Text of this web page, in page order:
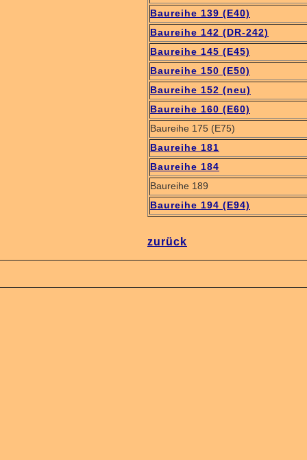
Baureihe 139 (E40)
Baureihe 142 (DR-242)
Baureihe 145 (E45)
Baureihe 150 (E50)
Baureihe 152 (neu)
Baureihe 160 (E60)
Baureihe 175 (E75)
Baureihe 181
Baureihe 184
Baureihe 189
Baureihe 194 (E94)
zurück